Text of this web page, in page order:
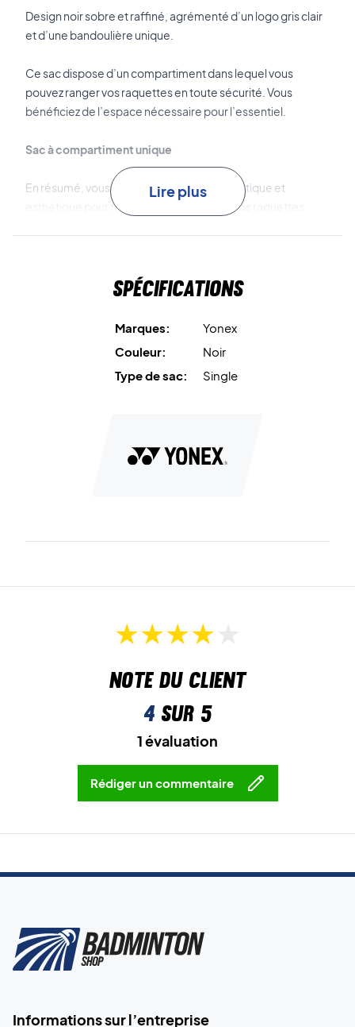
Design noir sobre et raffiné, agrémenté d’un logo gris clair
et d’une bandoulière unique.
Ce sac dispose d’un compartiment dans lequel vous
pouvez ranger vos raquettes en toute sécurité. Vous
bénéficiez de l’espace nécessaire pour l’essentiel.
Sac à compartiment unique
En résumé, vous profitez d’une solution pratique et
esthétique pour transporter et protéger vos raquettes
Lire plus
Spécifications
Marques:
Yonex
Couleur:
Noir
Type de sac:
Single
Note du client
4 sur 5
1 évaluation
Rédiger un commentaire
Informations sur l’entreprise